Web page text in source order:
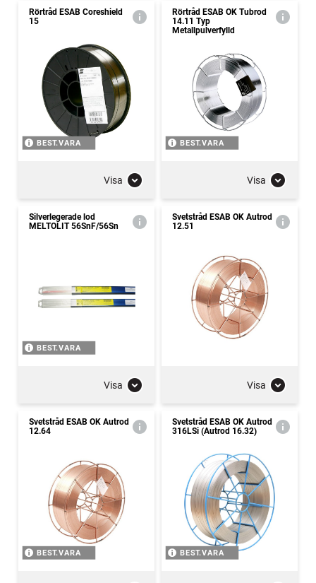
Rörtråd ESAB Coreshield
15
BEST.VARA
Visa
Rörtråd ESAB OK Tubrod
14.11 Typ
Metallpulverfylld
BEST.VARA
Visa
Silverlegerade lod
MELTOLIT 56SnF/56Sn
BEST.VARA
Visa
Svetstråd ESAB OK Autrod
12.51
Visa
Svetstråd ESAB OK Autrod
12.64
BEST.VARA
Svetstråd ESAB OK Autrod
316LSi (Autrod 16.32)
BEST.VARA